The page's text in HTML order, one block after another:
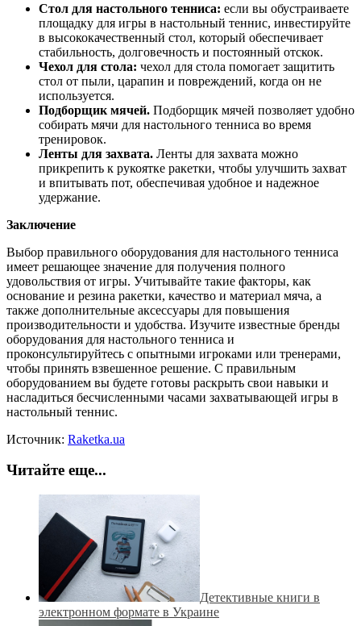
Стол для настольного тенниса: если вы обустраиваете
площадку для игры в настольный теннис, инвестируйте
в высококачественный стол, который обеспечивает
стабильность, долговечность и постоянный отскок.
Чехол для стола: чехол для стола помогает защитить
стол от пыли, царапин и повреждений, когда он не
используется.
Подборщик мячей. Подборщик мячей позволяет удобно
собирать мячи для настольного тенниса во время
тренировок.
Ленты для захвата. Ленты для захвата можно
прикрепить к рукоятке ракетки, чтобы улучшить захват
и впитывать пот, обеспечивая удобное и надежное
удержание.
Заключение
Выбор правильного оборудования для настольного тенниса
имеет решающее значение для получения полного
удовольствия от игры. Учитывайте такие факторы, как
основание и резина ракетки, качество и материал мяча, а
также дополнительные аксессуары для повышения
производительности и удобства. Изучите известные бренды
оборудования для настольного тенниса и
проконсультируйтесь с опытными игроками или тренерами,
чтобы принять взвешенное решение. С правильным
оборудованием вы будете готовы раскрыть свои навыки и
насладиться бесчисленными часами захватывающей игры в
настольный теннис.
Источник: Raketka.ua
Читайте еще...
Детективные книги в
электронном формате в Украине